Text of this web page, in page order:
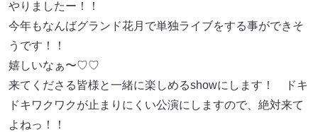
やりましたー！！
今年もなんばグランド花月で単独ライブをする事ができそ
うです！！
嬉しいなぁ〜♡♡
来てくださる皆様と一緒に楽しめるshowにします！ ドキ
ドキワクワクが止まりにくい公演にしますので、絶対来て
よねっ！！